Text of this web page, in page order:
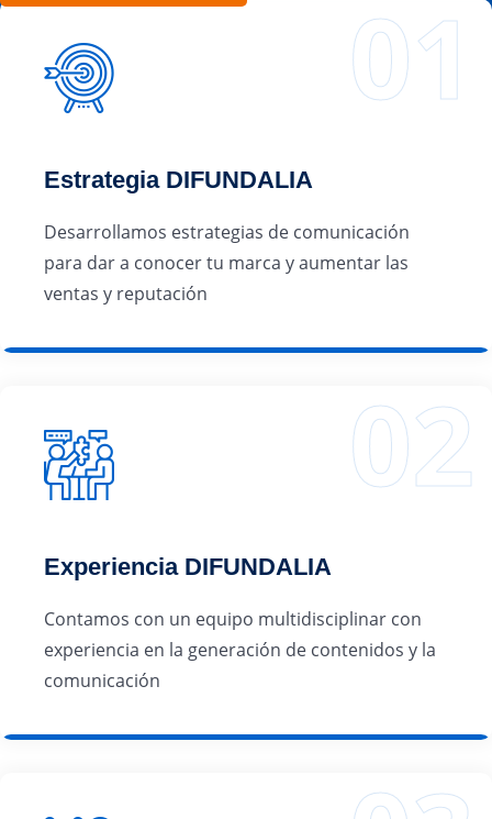
Estrategia DIFUNDALIA
Desarrollamos estrategias de comunicación
para dar a conocer tu marca y aumentar las
ventas y reputación
Experiencia DIFUNDALIA
Contamos con un equipo multidisciplinar con
experiencia en la generación de contenidos y la
comunicación